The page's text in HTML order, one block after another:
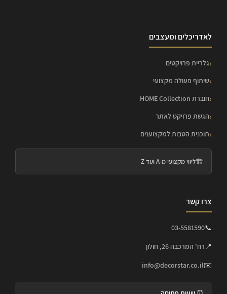
לאדריכלים ומעצבים
גלריית פרויקטים
שיתוף פעולה מקצועי
חוברת HOME Collection
הגשת פרויקט לאתר
תוכנית הטבות למקצוענים
🏗️ליווי מקצועי מ-A ועד Z
צרו קשר
📞
03-5581590
📍רח' המרכבה 26, חולון
✉️
info@decorstar.co.il